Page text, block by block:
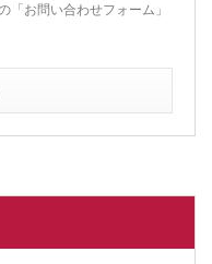
「お問い合わせフォーム」